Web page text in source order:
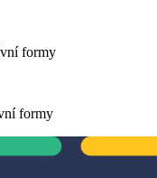
formy
formy